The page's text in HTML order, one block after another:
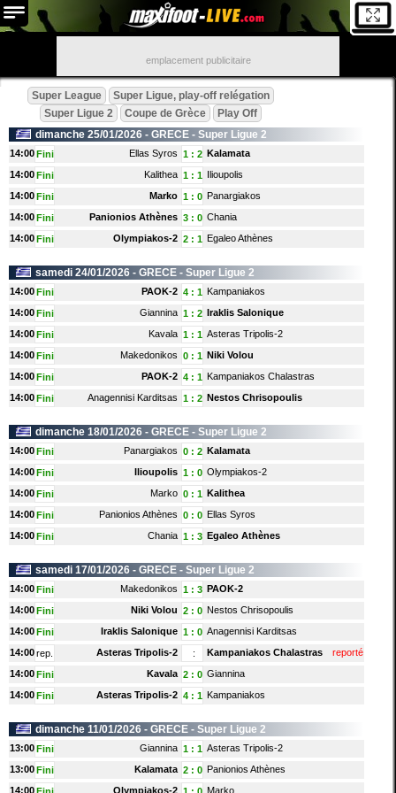
emplacement publicitaire
Super League
Super Ligue, play-off relégation
Super Ligue 2
Coupe de Grèce
Play Off
dimanche 25/01/2026 - GRECE - Super Ligue 2
14:00 Fini Ellas Syros 1: 2
Kalamata
14:00 Fini Kalithea 1: 1
Ilioupolis
14:00 Fini Marko 1: 0
Panargiakos
14:00 Fini Panionios Athènes 3: 0 Chania
14:00 Fini Olympiakos-2 2: 1 Egaleo Athènes
samedi 24/01/2026 - GRECE - Super Ligue 2
14:00 Fini PAOK-2 4: 1
Kampaniakos
14:00 Fini Giannina 1: 2
Iraklis Salonique
14:00 Fini Kavala 1: 1 Asteras Tripolis-2
14:00 Fini Makedonikos 0: 1
Niki Volou
14:00 Fini PAOK-2 4: 1
Kampaniakos Chalastras
14:00 Fini Anagennisi Karditsas 1: 2 Nestos Chrisopoulis
dimanche 18/01/2026 - GRECE - Super Ligue 2
14:00 Fini Panargiakos 0: 2
Kalamata
14:00 Fini Ilioupolis 1: 0 Olympiakos-2
14:00 Fini Marko 0: 1
Kalithea
14:00 Fini Panionios Athènes 0: 0
Ellas Syros
14:00 Fini Chania 1: 3 Egaleo Athènes
samedi 17/01/2026 - GRECE - Super Ligue 2
14:00 Fini Makedonikos 1: 3
PAOK-2
14:00 Fini Niki Volou 2: 0 Nestos Chrisopoulis
14:00 Fini Iraklis Salonique 1: 0 Anagennisi Karditsas
14:00 rep. Asteras Tripolis-2 : Kampaniakos Chalastras
reporté
14:00 Fini Kavala 2: 0 Giannina
14:00 Fini Asteras Tripolis-2 4: 1 Kampaniakos
dimanche 11/01/2026 - GRECE - Super Ligue 2
13:00 Fini Giannina 1: 1 Asteras Tripolis-2
13:00 Fini Kalamata 2: 0
Panionios Athènes
14:00
Olympiakos-2 Marko